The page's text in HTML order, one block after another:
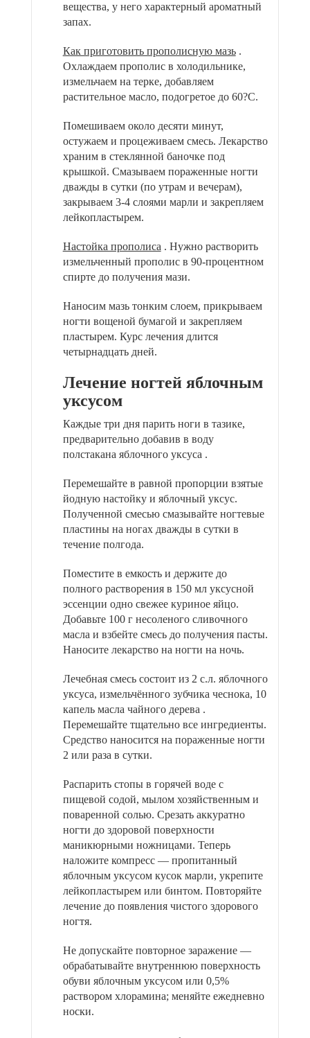
вещества, у него характерный ароматный
запах.
Как приготовить прополисную мазь.
Охлаждаем прополис в холодильнике,
измельчаем на терке, добавляем
растительное масло, подогретое до 60?С.
Помешиваем около десяти минут,
остужаем и процеживаем смесь. Лекарство
храним в стеклянной баночке под
крышкой. Смазываем пораженные ногти
дважды в сутки (по утрам и вечерам),
закрываем 3-4 слоями марли и закрепляем
лейкопластырем.
Настойка прополиса . Нужно растворить
измельченный прополис в 90-процентном
спирте до получения мази.
Наносим мазь тонким слоем, прикрываем
ногти вощеной бумагой и закрепляем
пластырем. Курс лечения длится
четырнадцать дней.
Лечение ногтей яблочным
уксусом
Каждые три дня парить ноги в тазике,
предварительно добавив в воду
полстакана яблочного уксуса .
Перемешайте в равной пропорции взятые
йодную настойку и яблочный уксус.
Полученной смесью смазывайте ногтевые
пластины на ногах дважды в сутки в
течение полгода.
Поместите в емкость и держите до
полного растворения в 150 мл уксусной
эссенции одно свежее куриное яйцо.
Добавьте 100 г несоленого сливочного
масла и взбейте смесь до получения пасты.
Наносите лекарство на ногти на ночь.
Лечебная смесь состоит из 2 с.л. яблочного
уксуса, измельчённого зубчика чеснока, 10
капель масла чайного дерева .
Перемешайте тщательно все ингредиенты.
Средство наносится на пораженные ногти
2 или раза в сутки.
Распарить стопы в горячей воде с
пищевой содой, мылом хозяйственным и
поваренной солью. Срезать аккуратно
ногти до здоровой поверхности
маникюрными ножницами. Теперь
наложите компресс — пропитанный
яблочным уксусом кусок марли, укрепите
лейкопластырем или бинтом. Повторяйте
лечение до появления чистого здорового
ногтя.
Не допускайте повторное заражение —
обрабатывайте внутреннюю поверхность
обуви яблочным уксусом или 0,5%
раствором хлорамина; меняйте ежедневно
носки.